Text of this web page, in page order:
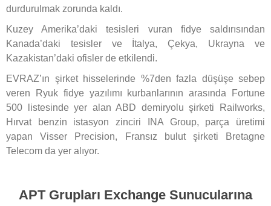
durdurulmak zorunda kaldı.
Kuzey Amerika’daki tesisleri vuran fidye saldırısından
Kanada’daki tesisler ve İtalya, Çekya, Ukrayna ve
Kazakistan’daki ofisler de etkilendi.
EVRAZ’ın şirket hisselerinde %7den fazla düşüşe sebep
veren Ryuk fidye yazılımı kurbanlarının arasında Fortune
500 listesinde yer alan ABD demiryolu şirketi Railworks,
Hırvat benzin istasyon zinciri INA Group, parça üretimi
yapan Visser Precision, Fransız bulut şirketi Bretagne
Telecom da yer alıyor.
APT Grupları Exchange Sunucularına